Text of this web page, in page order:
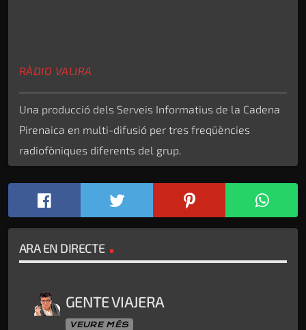
RÀDIO VALIRA
Una producció dels Serveis Informatius de la Cadena
Pirenaica en multi-difusió per tres freqüències
radiofòniques diferents del grup.
ARA EN DIRECTE
GENTE VIAJERA
VEURE MÉS